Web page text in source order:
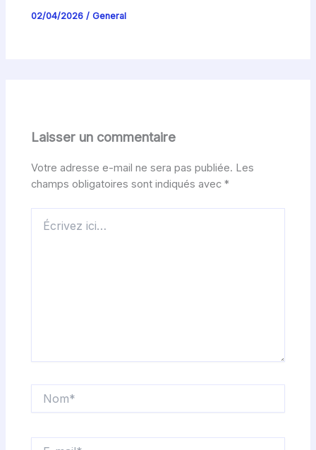
02/04/2026/General
Laisser un commentaire
Votre adresse e-mail ne sera pas publiée. Les
champs obligatoires sont indiqués avec*
ici…